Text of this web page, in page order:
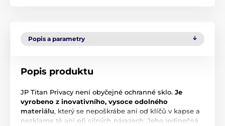
Popis a parametry
Popis produktu
JP Titan Privacy není obyčejné ochranné sklo. Je
vyrobeno z inovativního, vysoce odolného
materiálu, který se nepoškrábe ani od klíčů v kapse a
nezklame tě ani při silných nárazech. Jeho jedinečná